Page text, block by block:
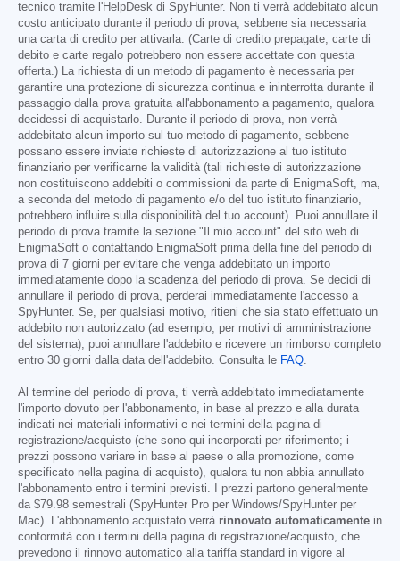
tecnico tramite l'HelpDesk di SpyHunter. Non ti verrà addebitato alcun
costo anticipato durante il periodo di prova, sebbene sia necessaria
una carta di credito per attivarla. (Carte di credito prepagate, carte di
debito e carte regalo potrebbero non essere accettate con questa
offerta.) La richiesta di un metodo di pagamento è necessaria per
garantire una protezione di sicurezza continua e ininterrotta durante il
passaggio dalla prova gratuita all'abbonamento a pagamento, qualora
decidessi di acquistarlo. Durante il periodo di prova, non verrà
addebitato alcun importo sul tuo metodo di pagamento, sebbene
possano essere inviate richieste di autorizzazione al tuo istituto
finanziario per verificarne la validità (tali richieste di autorizzazione
non costituiscono addebiti o commissioni da parte di EnigmaSoft, ma,
a seconda del metodo di pagamento e/o del tuo istituto finanziario,
potrebbero influire sulla disponibilità del tuo account). Puoi annullare il
periodo di prova tramite la sezione "Il mio account" del sito web di
EnigmaSoft o contattando EnigmaSoft prima della fine del periodo di
prova di 7 giorni per evitare che venga addebitato un importo
immediatamente dopo la scadenza del periodo di prova. Se decidi di
annullare il periodo di prova, perderai immediatamente l'accesso a
SpyHunter. Se, per qualsiasi motivo, ritieni che sia stato effettuato un
addebito non autorizzato (ad esempio, per motivi di amministrazione
del sistema), puoi annullare l'addebito e ricevere un rimborso completo
entro 30 giorni dalla data dell'addebito. Consulta le FAQ.
Al termine del periodo di prova, ti verrà addebitato immediatamente
l'importo dovuto per l'abbonamento, in base al prezzo e alla durata
indicati nei materiali informativi e nei termini della pagina di
registrazione/acquisto (che sono qui incorporati per riferimento; i
prezzi possono variare in base al paese o alla promozione, come
specificato nella pagina di acquisto), qualora tu non abbia annullato
l'abbonamento entro i termini previsti. I prezzi partono generalmente
da $79.98 semestrali (SpyHunter Pro per Windows/SpyHunter per
Mac). L'abbonamento acquistato verrà rinnovato automaticamente in
conformità con i termini della pagina di registrazione/acquisto, che
prevedono il rinnovo automatico alla tariffa standard in vigore al